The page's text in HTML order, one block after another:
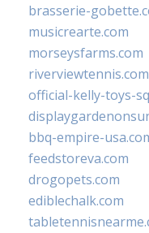
brasserie-
musicrearte.com
morseysfarms.com
riverviewtennis.com
official-kelly-toys-
bbq-empire-
feedstoreva.com
drogopets.com
ediblechalk.com